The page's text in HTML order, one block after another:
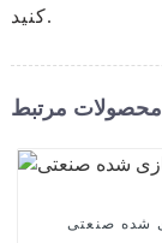
کنید.
محصولات مرتبط